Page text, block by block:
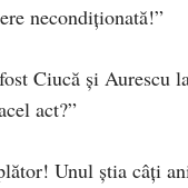
necondiționată!”
Ciucă și Aurescu
act?”
Unul știa câți